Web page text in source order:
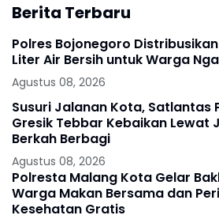
Berita Terbaru
Polres Bojonegoro
Liter Air Bersih untuk Warga
Agustus 08, 2026
Susuri Jalanan Kota, Satlantas
Gresik Tebbar Kebaikan Lewat
Berkah Berbagi
Agustus 08, 2026
Polresta Malang Kota Gelar
Warga Makan Bersama dan
Kesehatan Gratis